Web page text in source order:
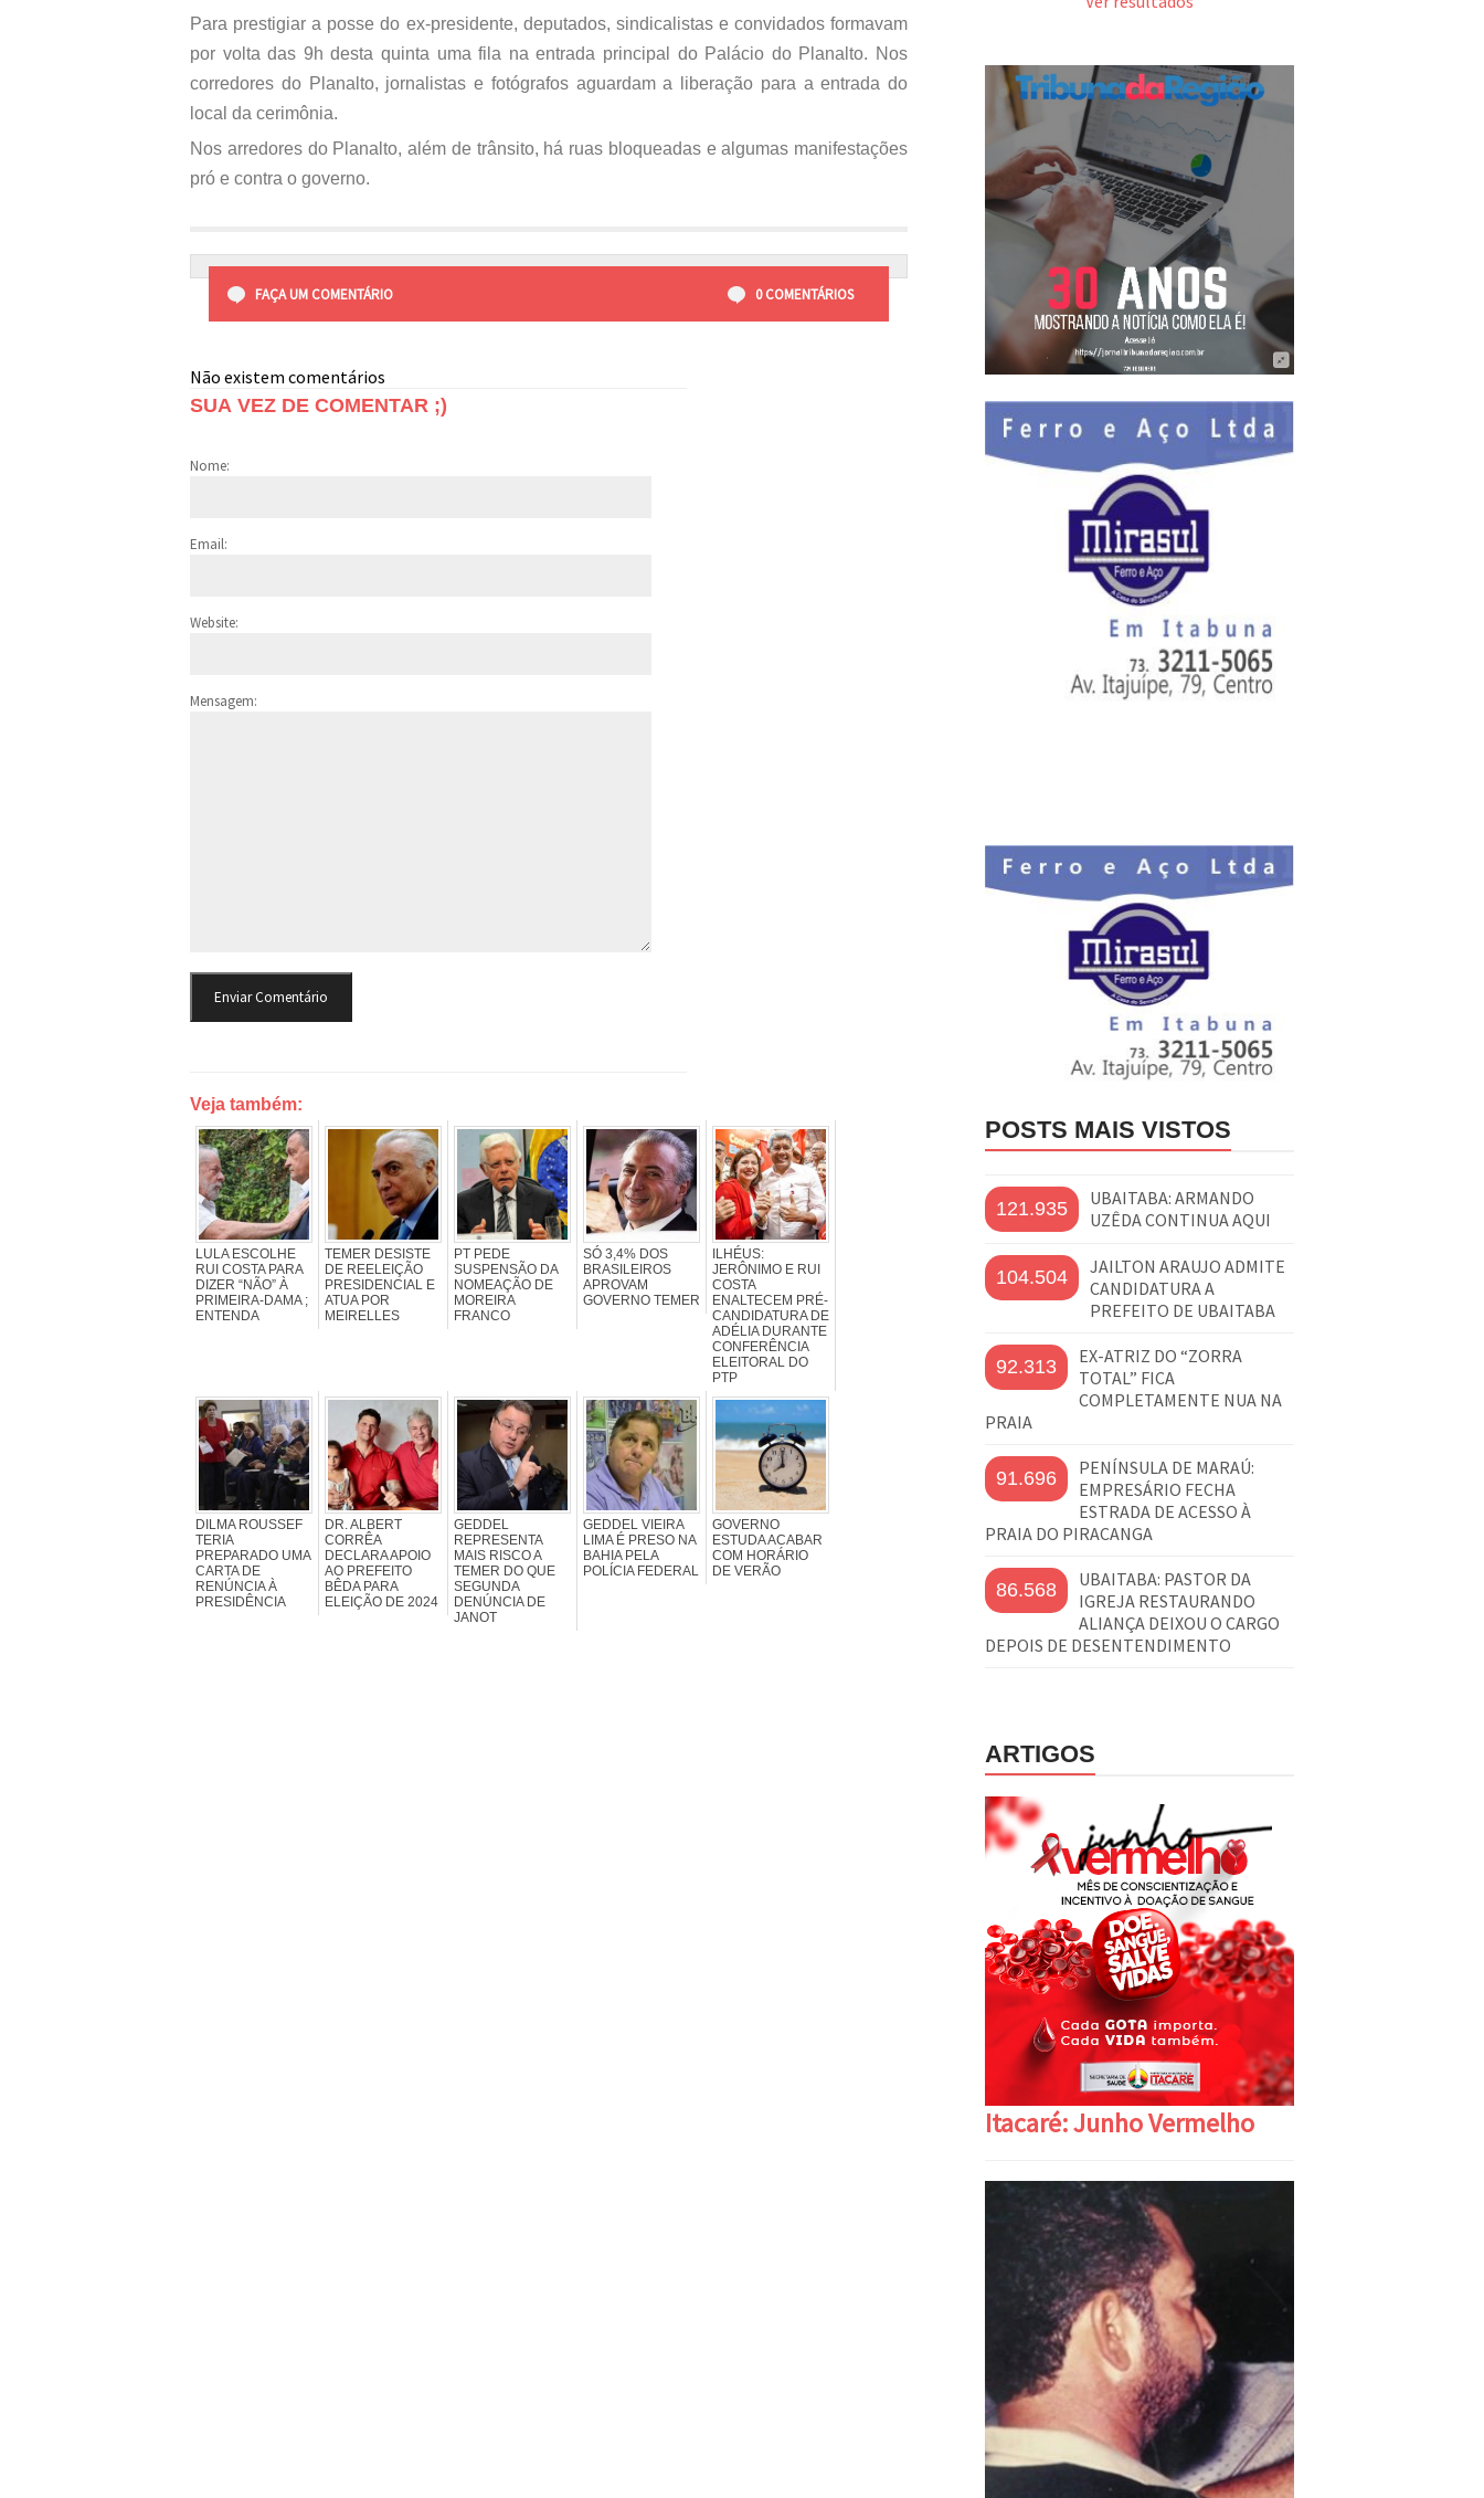
Para prestigiar a posse do ex-presidente, deputados, sindicalistas e convidados formavam
por volta das 9h desta quinta uma fila na entrada principal do Palácio do Planalto. Nos
corredores do Planalto, jornalistas e fotógrafos aguardam a liberação para a entrada do
local da cerimônia.
Nos arredores do Planalto, além de trânsito, há ruas bloqueadas e algumas manifestações
pró e contra o governo.
FAÇA UM COMENTÁRIO 0 COMENTÁRIOS
Não existem comentários
SUA VEZ DE COMENTAR ;)
Nome:
Email:
Website:
Mensagem:
Veja também:
LULA ESCOLHE
RUI COSTA PARA
DIZER “NÃO” À
PRIMEIRA-DAMA ;
ENTENDA
TEMER DESISTE
DE REELEIÇÃO
PRESIDENCIAL E
ATUA POR
MEIRELLES
PT PEDE
SUSPENSÃO DA
NOMEAÇÃO DE
MOREIRA
FRANCO
SÓ 3,4% DOS
BRASILEIROS
APROVAM
GOVERNO TEMER
ILHÉUS:
JERÔNIMO E RUI
COSTA
ENALTECEM PRÉ-
CANDIDATURA DE
ADÉLIA DURANTE
CONFERÊNCIA
ELEITORAL DO
PTP
DILMA ROUSSEF
TERIA
PREPARADO UMA
CARTA DE
RENÚNCIA À
PRESIDÊNCIA
DR. ALBERT
CORRÊA
DECLARA APOIO
AO PREFEITO
BÊDA PARA
ELEIÇÃO DE 2024
GEDDEL
REPRESENTA
MAIS RISCO A
TEMER DO QUE
SEGUNDA
DENÚNCIA DE
JANOT
GEDDEL VIEIRA
LIMA É PRESO NA
BAHIA PELA
POLÍCIA FEDERAL
GOVERNO
ESTUDA ACABAR
COM HORÁRIO
DE VERÃO
POSTS MAIS VISTOS
121.935
UBAITABA: ARMANDO
UZÊDA CONTINUA AQUI
104.504
JAILTON ARAUJO ADMITE
CANDIDATURA A
PREFEITO DE UBAITABA
92.313
EX-ATRIZ DO “ZORRA
TOTAL” FICA
COMPLETAMENTE NUA NA
PRAIA
91.696
PENÍNSULA DE MARAÚ:
EMPRESÁRIO FECHA
ESTRADA DE ACESSO À
PRAIA DO PIRACANGA
86.568
UBAITABA: PASTOR DA
IGREJA RESTAURANDO
ALIANÇA DEIXOU O CARGO
DEPOIS DE DESENTENDIMENTO
ARTIGOS
Itacaré: Junho Vermelho